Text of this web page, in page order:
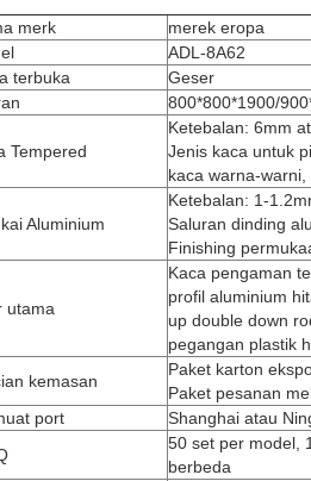
merk
merek eropa
ADL-8A62
terbuka
Geser
800*800*1900/
Tempered
Ketebalan: 6mm
Jenis kaca untuk
kaca warna-
Aluminium
Ketebalan: 1-
Saluran dinding
Finishing
utama
Kaca pengaman
profil aluminium
up double down
pegangan plastik
kemasan
Paket karton
Paket pesanan
port
Shanghai atau
50 set per model,
berbeda